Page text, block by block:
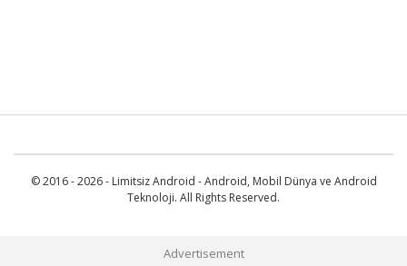
© 2016 - 2026 - Limitsiz Android - Android, Mobil Dünya ve Android
Teknoloji. All Rights Reserved.
Advertisement